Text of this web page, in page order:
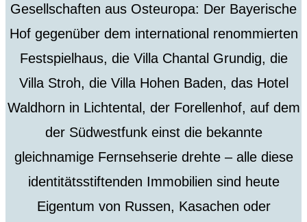
Gesellschaften aus Osteuropa: Der Bayerische
Hof gegenüber dem international renommierten
Festspielhaus, die Villa Chantal Grundig, die
Villa Stroh, die Villa Hohen Baden, das Hotel
Waldhorn in Lichtental, der Forellenhof, auf dem
der Südwestfunk einst die bekannte
gleichnamige Fernsehserie drehte – alle diese
identitätsstiftenden Immobilien sind heute
Eigentum von Russen, Kasachen oder